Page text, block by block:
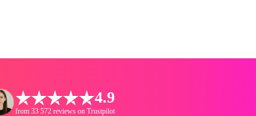
4.9
from 33 572 reviews on Trustpilot